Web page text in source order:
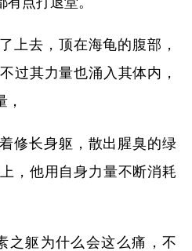
上去，顶在海龟的腹部，
过其力量也涌入其体内，
，
修长身躯，散出腥臭的绿
，他用自身力量不断消耗
之躯为什么会这么痛，不